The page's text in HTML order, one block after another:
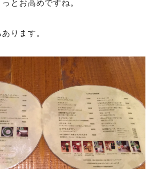
とお高めですね。
ります。